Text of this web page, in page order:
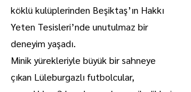
köklü kulüplerinden Beşiktaş’ın Hakkı
Yeten Tesisleri’nde unutulmaz bir
deneyim yaşadı.
Minik yürekleriyle büyük bir sahneye
çıkan Lüleburgazlı futbolcular,